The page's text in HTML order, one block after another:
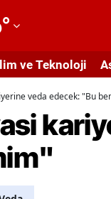
°
ve Teknoloji
veda edecek: "Bu